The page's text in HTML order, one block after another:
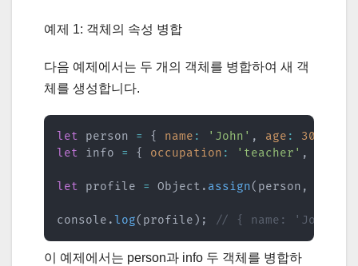
예제 1: 객체의 속성 병합
다음 예제에서는 두 개의 객체를 병합하여 새 객
체를 생성합니다.
let person = { name : 'John' , age : 30
let info = { occupation : 'teacher' ,
let profile = Object . assign( person ,
console .log( profile ) ; // { name: 'John',
이 예제에서는 person과 info 두 객체를 병합하